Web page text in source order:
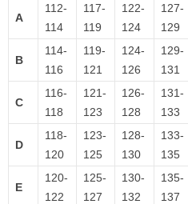
A
112-
114
117-
119
122-
124
127-
129
B
114-
116
119-
121
124-
126
129-
131
C
116-
118
121-
123
126-
128
131-
133
D
118-
120
123-
125
128-
130
133-
135
E
120-
122
125-
127
130-
132
135-
137